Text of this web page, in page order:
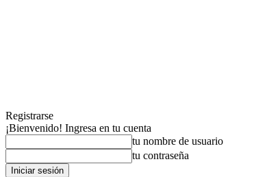
Registrarse
¡Bienvenido! Ingresa en tu cuenta
tu nombre de usuario
tu contraseña